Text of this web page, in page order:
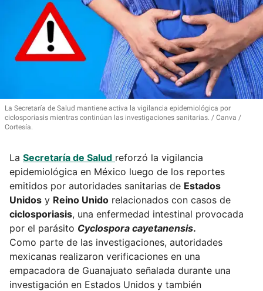
La Secretaría de Salud mantiene activa la vigilancia epidemiológica por
ciclosporiasis mientras continúan las investigaciones sanitarias.
Canva /
Cortesía.
La Secretaría de Salud reforzó la vigilancia
epidemiológica en México luego de los reportes
emitidos por autoridades sanitarias de Estados
Unidos y Reino Unido relacionados con casos de
ciclosporiasis, una enfermedad intestinal provocada
por el parásito Cyclospora cayetanensis.
Como parte de las investigaciones, autoridades
mexicanas realizaron verificaciones en una
empacadora de Guanajuato señalada durante una
investigación en Estados Unidos y también